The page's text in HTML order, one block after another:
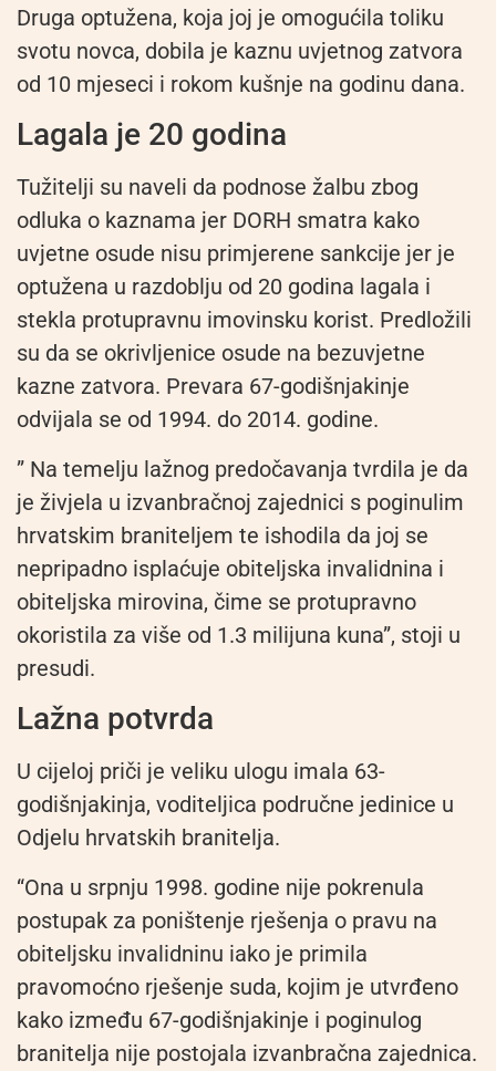
Druga optužena, koja joj je omogućila toliku
svotu novca, dobila je kaznu uvjetnog zatvora
od 10 mjeseci i rokom kušnje na godinu dana.
Lagala je 20 godina
Tužitelji su naveli da podnose žalbu zbog
odluka o kaznama jer DORH smatra kako
uvjetne osude nisu primjerene sankcije jer je
optužena u razdoblju od 20 godina lagala i
stekla protupravnu imovinsku korist. Predložili
su da se okrivljenice osude na bezuvjetne
kazne zatvora. Prevara 67-godišnjakinje
odvijala se od 1994. do 2014. godine.
” Na temelju lažnog predočavanja tvrdila je da
je živjela u izvanbračnoj zajednici s poginulim
hrvatskim braniteljem te ishodila da joj se
nepripadno isplaćuje obiteljska invalidnina i
obiteljska mirovina, čime se protupravno
okoristila za više od 1.3 milijuna kuna”, stoji u
presudi.
Lažna potvrda
U cijeloj priči je veliku ulogu imala 63-
godišnjakinja, voditeljica područne jedinice u
Odjelu hrvatskih branitelja.
“Ona u srpnju 1998. godine nije pokrenula
postupak za poništenje rješenja o pravu na
obiteljsku invalidninu iako je primila
pravomoćno rješenje suda, kojim je utvrđeno
kako između 67-godišnjakinje i poginulog
branitelja nije postojala izvanbračna zajednica.